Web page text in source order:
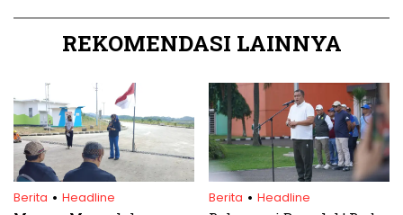
REKOMENDASI LAINNYA
Berita . Headline Berita . Headline